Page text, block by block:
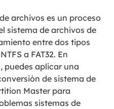
archivos es un proceso
sistema de archivos de
entre dos tipos
a FAT32. En
puedes aplicar una
de sistema de
Master para
sistemas de